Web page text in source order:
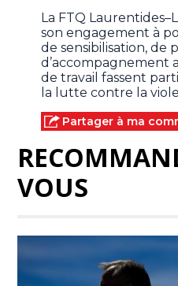
La FTQ
son engagement à
de sensibilisation, de
d’accompagnement
de travail fassent
la lutte contre la
Partager à ma
VOUS